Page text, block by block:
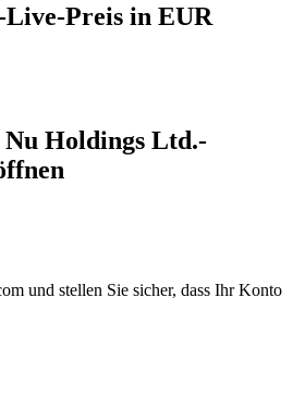
Preis in EUR
Holdings Ltd.-
und stellen Sie sicher, dass Ihr Konto